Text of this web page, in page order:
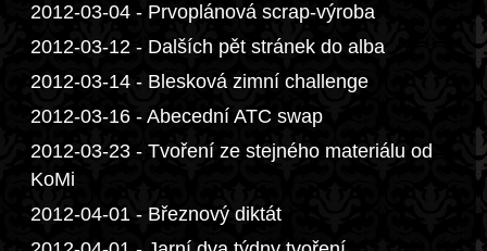
2012-03-04 - Prvoplánová scrap-výroba
2012-03-12 - Dalších pět stránek do alba
2012-03-14 - Blesková zimní challenge
2012-03-16 - Abecední ATC swap
2012-03-23 - Tvoření ze stejného materiálu od
KoMi
2012-04-01 - Březnový diktát